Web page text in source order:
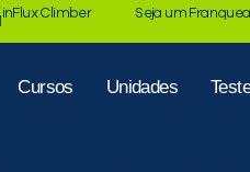
inFlux Climber Seja um
Cursos Unidades